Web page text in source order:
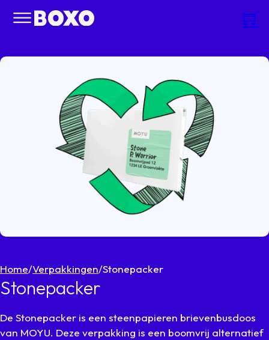
Home/Verpakkingen/Stonepacker
Stonepacker
De Stonepacker is een steenpapieren brievenbusdoos
van MOYU. Deze verpakking is een boomvrij alternatief